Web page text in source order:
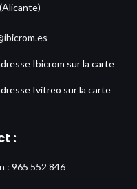
Ibicrom sur la carte
Ivitreo sur la carte
:
: 965 552 846